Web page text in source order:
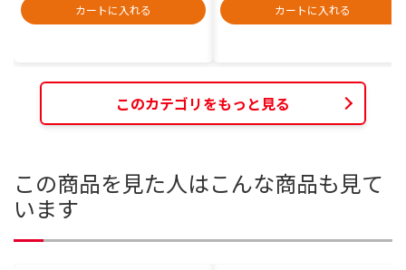
カートに入れる
カートに入れる
このカテゴリをもっと見る
この商品を見た人はこんな商品も見て
います